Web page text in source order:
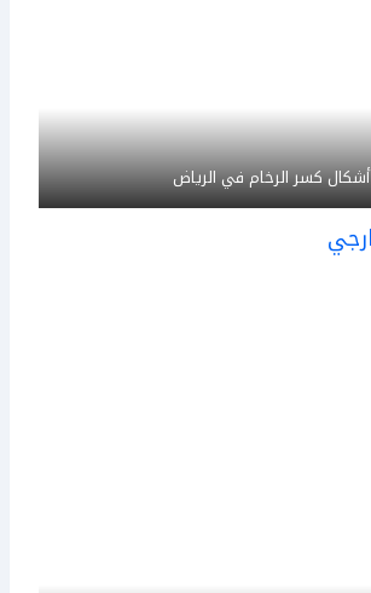
أشكال كسر الرخام في الرياض